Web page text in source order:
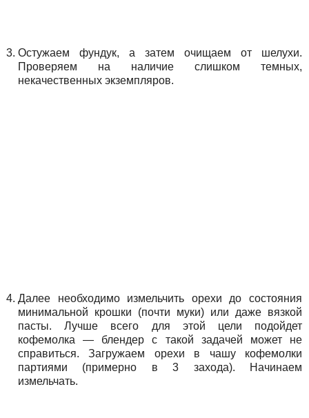
Остужаем фундук, а затем очищаем от шелухи.
Проверяем на наличие слишком темных,
некачественных экземпляров.
Далее необходимо измельчить орехи до состояния
минимальной крошки (почти муки) или даже вязкой
пасты. Лучше всего для этой цели подойдет
кофемолка — блендер с такой задачей может не
справиться. Загружаем орехи в чашу кофемолки
партиями (примерно в 3 захода). Начинаем
измельчать.